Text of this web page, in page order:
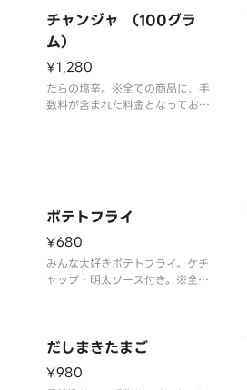
チャンジャ （100グラ
ム）
¥1,280
たらの塩辛。※全ての商品に、手
数料が含まれた料金となっており
ポテトフライ
¥680
みんな大好きポテトフライ。ケチ
ャップ・明太ソース付き。※全て
だしまきたまご
¥980